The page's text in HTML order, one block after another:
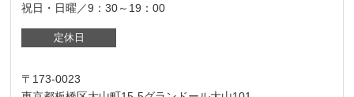
祝日・日曜／9：30～19：00
定休日
〒173-0023